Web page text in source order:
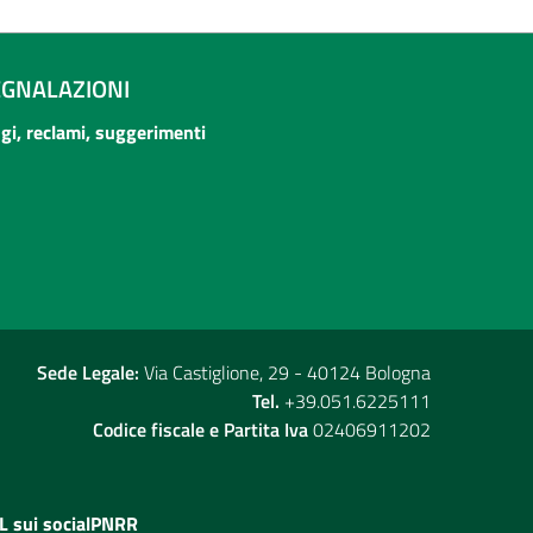
reclami, suggerimenti
Sede Legale: Via Castiglione, 29 - 40124 Bologna
Tel. +39.051.6225111
Codice fiscale e Partita Iva02406911202
sui socialPNRR